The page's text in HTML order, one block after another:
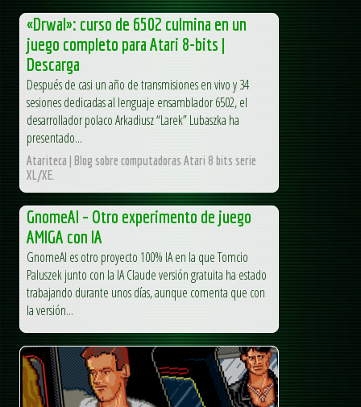
«Drwal»: curso de 6502 culmina en un
juego completo para Atari 8-bits |
Descarga
Después de casi un año de transmisiones en vivo y 34
sesiones dedicadas al lenguaje ensamblador 6502, el
desarrollador polaco Arkadiusz “Larek” Lubaszka ha
presentado...
Atariteca | Blog sobre computadoras Atari 8 bits serie
XL/XE.
GnomeAI – Otro experimento de juego
AMIGA con IA
GnomeAI es otro proyecto 100% IA en la que Tomcio
Paluszek junto con la IA Claude versión gratuita ha estado
trabajando durante unos días, aunque comenta que con
la versión...